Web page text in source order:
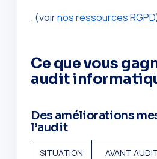
. (voirnos ressources RGPD
Ce que vous
audit
Des améliorations
l’audit
SITUATION AVANT